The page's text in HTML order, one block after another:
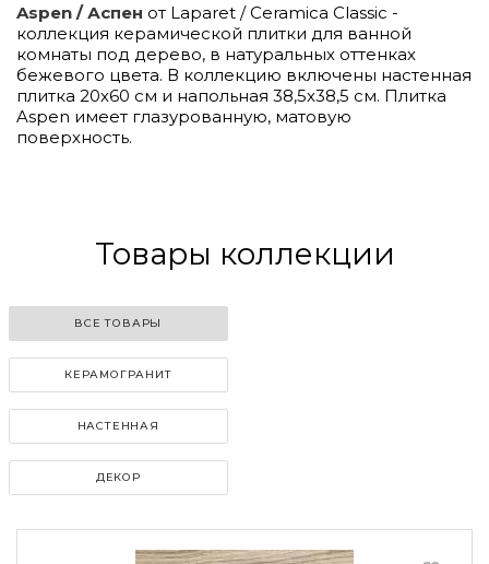
Aspen / Аспен от Laparet / Ceramica Classic -
коллекция керамической плитки для ванной
комнаты под дерево, в натуральных оттенках
бежевого цвета. В коллекцию включены настенная
плитка 20х60 см и напольная 38,5х38,5 см. Плитка
Aspen имеет глазурованную, матовую
поверхность.
Товары коллекции
ВСЕ ТОВАРЫ
КЕРАМОГРАНИТ
НАСТЕННАЯ
ДЕКОР